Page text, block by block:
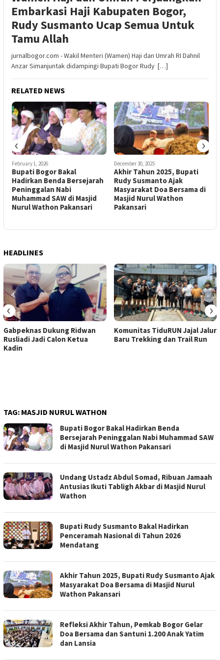
Embarkasi Haji Kabupaten Bogor,
Rudy Susmanto Ucap Semua Untuk
Tamu Allah
jurnalbogor.com - Wakil Menteri (Wamen) Haji dan Umrah RI Dahnil
Anzar Simanjuntak didampingi Bupati Bogor Rudy […]
RELATED NEWS
February 1, 2026
Bupati Bogor Bakal
Hadirkan Benda Bersejarah
Peninggalan Nabi
Muhammad SAW di Masjid
Nurul Wathon Pakansari
December 30, 2025
Akhir Tahun 2025, Bupati
Rudy Susmanto Ajak
Masyarakat Doa Bersama di
Masjid Nurul Wathon
Pakansari
‹ ›
HEADLINES
Gabpeknas Dukung Ridwan
Rusliadi Jadi Calon Ketua
Kadin
Komunitas TiduRUN Jajal Jalur
Baru Trekking dan Trail Run
‹ ›
TAG: MASJID NURUL WATHON
Bupati Bogor Bakal Hadirkan Benda
Bersejarah Peninggalan Nabi Muhammad SAW
di Masjid Nurul Wathon Pakansari
Undang Ustadz Abdul Somad, Ribuan Jamaah
Antusias Ikuti Tabligh Akbar di Masjid Nurul
Wathon
Bupati Rudy Susmanto Bakal Hadirkan
Penceramah Nasional di Tahun 2026
Mendatang
Akhir Tahun 2025, Bupati Rudy Susmanto Ajak
Masyarakat Doa Bersama di Masjid Nurul
Wathon Pakansari
Refleksi Akhir Tahun, Pemkab Bogor Gelar
Doa Bersama dan Santuni 1.200 Anak Yatim
dan Lansia